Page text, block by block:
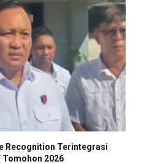
Recognition Terintegrasi
Tomohon 2026